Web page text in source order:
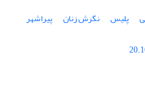
پلیس نگرش زنان پیراشهر